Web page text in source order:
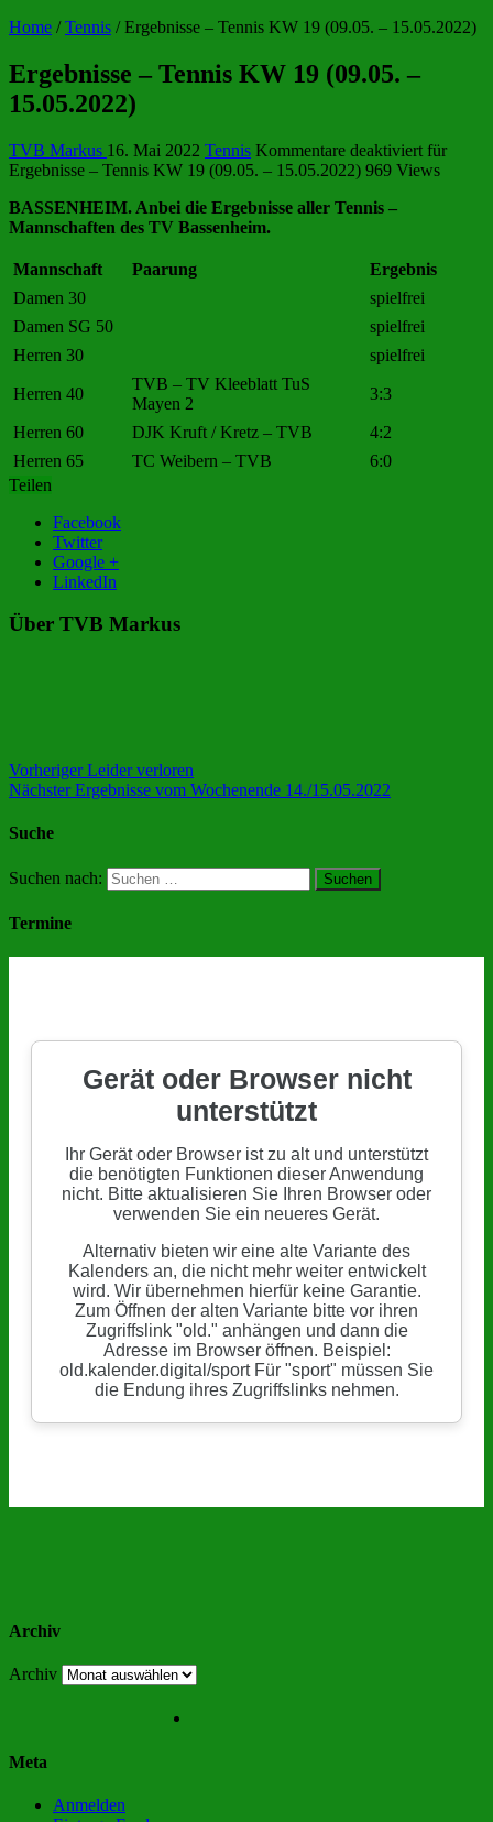
Home / Tennis / Ergebnisse – Tennis KW 19 (09.05. – 15.05.2022)
Ergebnisse – Tennis KW 19 (09.05. –
15.05.2022)
TVB Markus 16. Mai 2022 Tennis Kommentare deaktiviert für
Ergebnisse – Tennis KW 19 (09.05. – 15.05.2022) 969 Views
BASSENHEIM. Anbei die Ergebnisse aller Tennis –
Mannschaften des TV Bassenheim.
Mannschaft Paarung
Ergebnis
Damen 30
spielfrei
Damen SG 50
spielfrei
Herren 30
spielfrei
Herren 40
TVB – TV Kleeblatt TuS
Mayen 2
3:3
Herren 60 DJK Kruft / Kretz – TVB
4:2
Herren 65
TC Weibern – TVB
6:0
Teilen
Facebook
Twitter
Google +
LinkedIn
Über TVB Markus
VorherigerLeider verloren
NächsterErgebnisse vom Wochenende 14./15.05.2022
Suche
Suchen nach:
Termine
Archiv
Archiv
Meta
Anmelden